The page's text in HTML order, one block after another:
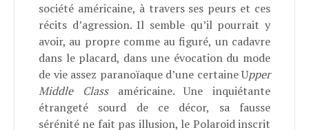
société américaine, à travers ses peurs et ces
récits d’agression. Il semble qu’il pourrait y
avoir, au propre comme au figuré, un cadavre
dans le placard, dans une évocation du mode
de vie assez paranoïaque d’une certaine Upper
Middle Class américaine. Une inquiétante
étrangeté sourd de ce décor, sa fausse
sérénité ne fait pas illusion, le Polaroid inscrit